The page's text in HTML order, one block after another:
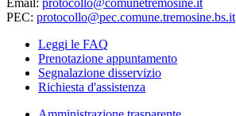
PEC: protocollo@pec.comune.tremosine.bs.it
Leggi le FAQ
Prenotazione appuntamento
Segnalazione disservizio
Richiesta d'assistenza